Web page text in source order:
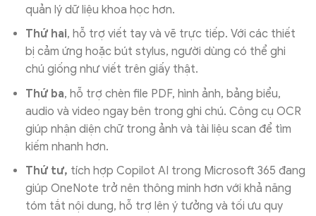
quản lý dữ liệu khoa học hơn.
Thứ hai, hỗ trợ viết tay và vẽ trực tiếp. Với các thiết
bị cảm ứng hoặc bút stylus, người dùng có thể ghi
chú giống như viết trên giấy thật.
Thứ ba, hỗ trợ chèn file PDF, hình ảnh, bảng biểu,
audio và video ngay bên trong ghi chú. Công cụ OCR
giúp nhận diện chữ trong ảnh và tài liệu scan để tìm
kiếm nhanh hơn.
Thứ tư, tích hợp Copilot AI trong Microsoft 365 đang
giúp OneNote trở nên thông minh hơn với khả năng
tóm tắt nội dung, hỗ trợ lên ý tưởng và tối ưu quy